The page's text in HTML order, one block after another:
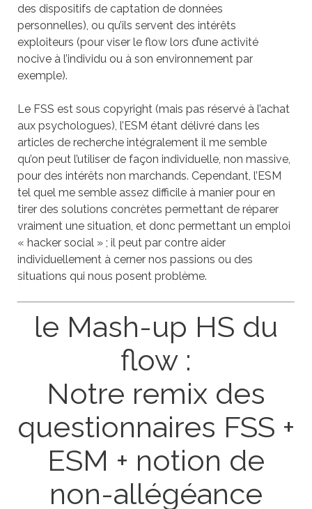
des dispositifs de captation de données
personnelles), ou qu’ils servent des intérêts
exploiteurs (pour viser le flow lors d’une activité
nocive à l’individu ou à son environnement par
exemple).
Le FSS est sous copyright (mais pas réservé à l’achat
aux psychologues), l’ESM étant délivré dans les
articles de recherche intégralement il me semble
qu’on peut l’utiliser de façon individuelle, non massive,
pour des intérêts non marchands. Cependant, l’ESM
tel quel me semble assez difficile à manier pour en
tirer des solutions concrètes permettant de réparer
vraiment une situation, et donc permettant un emploi
« hacker social » ; il peut par contre aider
individuellement à cerner nos passions ou des
situations qui nous posent problème.
le Mash-up HS du
flow :
Notre remix des
questionnaires FSS +
ESM + notion de
non-allégéance